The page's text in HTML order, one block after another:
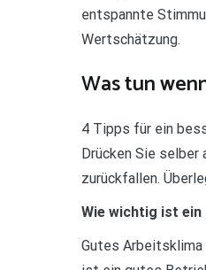
entspannte
Wertschätzung.
Was tun
4 Tipps für ein
Drücken Sie
zurückfallen.
Wie wichtig ist
Gutes Arbeitsklima